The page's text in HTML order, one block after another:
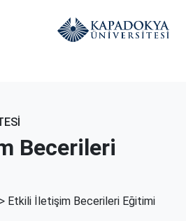
Becerileri
> Etkili İletişim Becerileri Eğitimi